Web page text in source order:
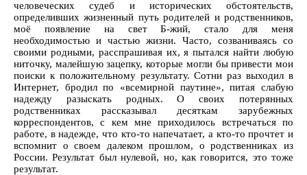
человеческих судеб и исторических обстоятельств,
определивших жизненный путь родителей и родственников,
моё появление на свет Б-жий, стало для меня
необходимостью и частью жизни. Часто, созваниваясь со
своими родными, расспрашивая их, я пытался найти любую
ниточку, малейшую зацепку, которые могли бы привести мои
поиски к положительному результату. Сотни раз выходил в
Интернет, бродил по «всемирной паутине», питая слабую
надежду разыскать родных. О своих потерянных
родственниках рассказывал десяткам зарубежных
корреспондентов, с кем мне приходилось встречаться по
работе, в надежде, что кто-то напечатает, а кто-то прочтет и
вспомнит о своем далеком прошлом, о родственниках из
России. Результат был нулевой, но, как говорится, это тоже
результат.